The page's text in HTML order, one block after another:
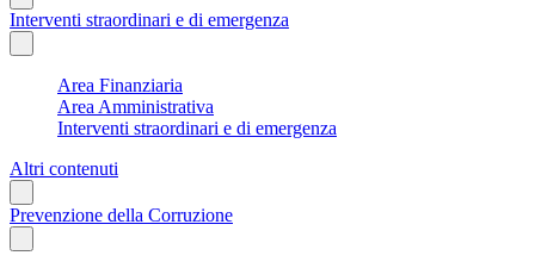
Interventi straordinari e di emergenza
Area Finanziaria
Area Amministrativa
Interventi straordinari e di emergenza
Altri contenuti
Prevenzione della Corruzione